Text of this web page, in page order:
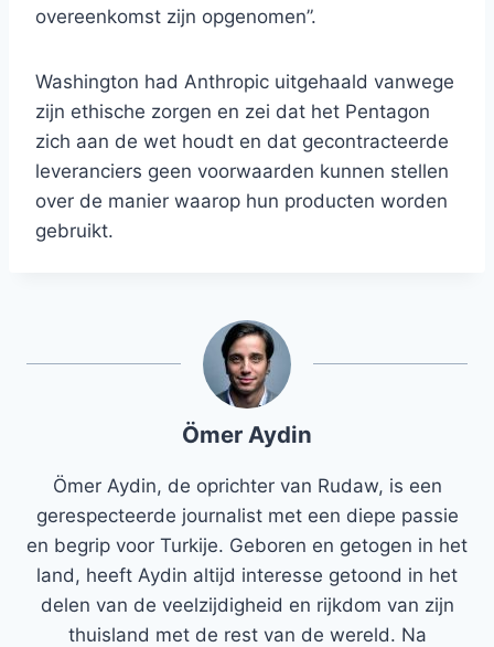
overeenkomst zijn opgenomen”.
Washington had Anthropic uitgehaald vanwege
zijn ethische zorgen en zei dat het Pentagon
zich aan de wet houdt en dat gecontracteerde
leveranciers geen voorwaarden kunnen stellen
over de manier waarop hun producten worden
gebruikt.
Ömer Aydin
Ömer Aydin, de oprichter van Rudaw, is een
gerespecteerde journalist met een diepe passie
en begrip voor Turkije. Geboren en getogen in het
land, heeft Aydin altijd interesse getoond in het
delen van de veelzijdigheid en rijkdom van zijn
thuisland met de rest van de wereld. Na